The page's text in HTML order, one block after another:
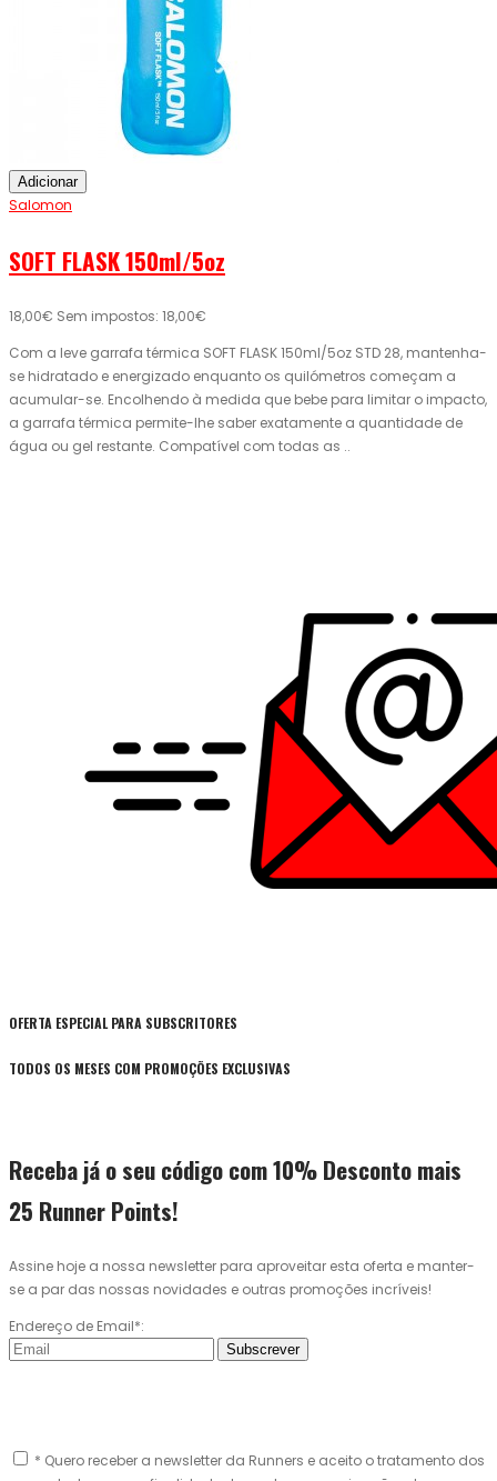
Adicionar
Salomon
SOFT FLASK 150ml/5oz
18,00€ Sem impostos: 18,00€
Com a leve garrafa térmica SOFT FLASK 150ml/5oz STD 28, mantenha-
se hidratado e energizado enquanto os quilómetros começam a
acumular-se. Encolhendo à medida que bebe para limitar o impacto,
a garrafa térmica permite-lhe saber exatamente a quantidade de
água ou gel restante. Compatível com todas as ..
OFERTA ESPECIAL PARA SUBSCRITORES
TODOS OS MESES COM PROMOÇÕES EXCLUSIVAS
Receba já o seu código com 10% Desconto mais
25 Runner Points!
Assine hoje a nossa newsletter para aproveitar esta oferta e manter-
se a par das nossas novidades e outras promoções incríveis!
Endereço de Email*:
Subscrever
* Quero receber a newsletter da Runners e aceito o tratamento dos